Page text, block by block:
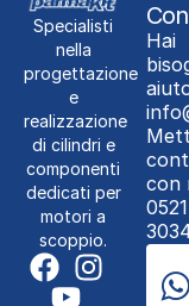
Specialisti
nella
progettazione
e
realizzazione
di cilindri e
componenti
dedicati per
motori a
scoppio.
Hai
con
0521